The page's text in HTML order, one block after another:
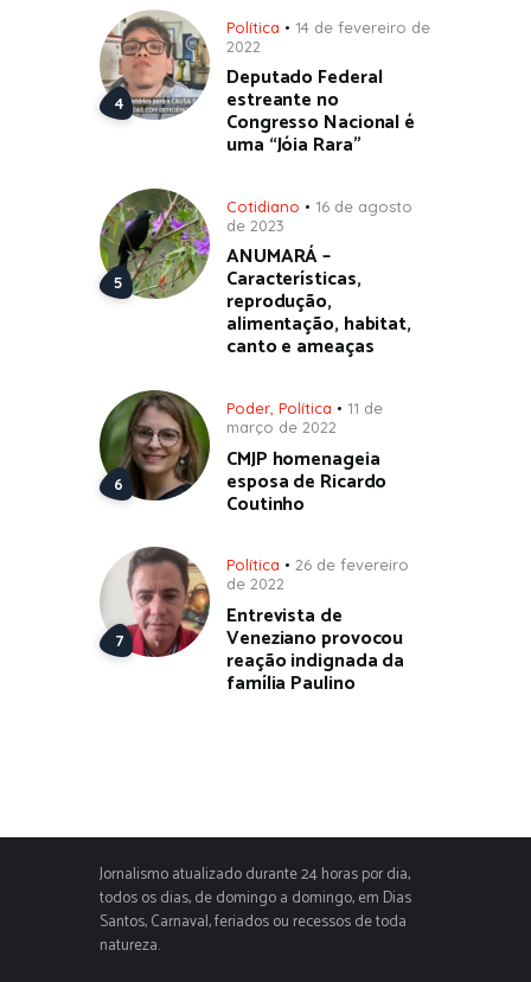
Política
14 de fevereiro de
2022
Deputado Federal
estreante no
Congresso Nacional é
uma “Jóia Rara”
Cotidiano
16 de agosto
de 2023
ANUMARÁ –
Características,
reprodução,
alimentação, habitat,
canto e ameaças
Poder Política
11 de
março de 2022
CMJP homenageia
esposa de Ricardo
Coutinho
Política
26 de fevereiro
de 2022
Entrevista de
Veneziano provocou
reação indignada da
família Paulino
Jornalismo atualizado durante 24 horas por dia,
todos os dias, de domingo a domingo, em Dias
Santos, Carnaval, feriados ou recessos de toda
natureza.